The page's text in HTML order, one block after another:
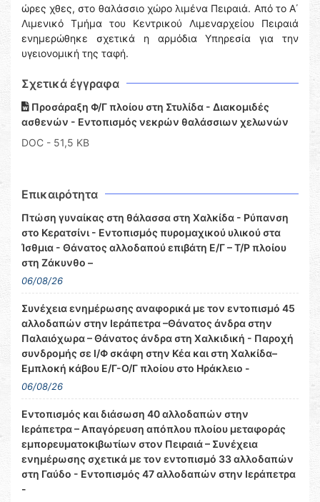
ώρες χθες, στο θαλάσσιο χώρο λιμένα Πειραιά. Από το Α΄
Λιμενικό Τμήμα του Κεντρικού Λιμεναρχείου Πειραιά
ενημερώθηκε σχετικά η αρμόδια Υπηρεσία για την
υγειονομική της ταφή.
Σχετικά έγγραφα
Προσάραξη Φ/Γ πλοίου στη Στυλίδα - Διακομιδές
ασθενών - Εντοπισμός νεκρών θαλάσσιων χελωνών
DOC - 51,5 KB
Επικαιρότητα
Πτώση γυναίκας στη θάλασσα στη Χαλκίδα - Ρύπανση
στο Κερατσίνι - Εντοπισμός πυρομαχικού υλικού στα
Ίσθμια - Θάνατος αλλοδαπού επιβάτη Ε/Γ – Τ/Ρ πλοίου
στη Ζάκυνθο –
06/08/26
Συνέχεια ενημέρωσης αναφορικά με τον εντοπισμό 45
αλλοδαπών στην Ιεράπετρα –Θάνατος άνδρα στην
Παλαιόχωρα – Θάνατος άνδρα στη Χαλκιδική - Παροχή
συνδρομής σε Ι/Φ σκάφη στην Κέα και στη Χαλκίδα–
Εμπλοκή κάβου Ε/Γ-Ο/Γ πλοίου στο Ηράκλειο -
06/08/26
Εντοπισμός και διάσωση 40 αλλοδαπών στην
Ιεράπετρα – Απαγόρευση απόπλου πλοίου μεταφοράς
εμπορευματοκιβωτίων στον Πειραιά – Συνέχεια
ενημέρωσης σχετικά με τον εντοπισμό 33 αλλοδαπών
στη Γαύδο - Εντοπισμός 47 αλλοδαπών στην Ιεράπετρα
-